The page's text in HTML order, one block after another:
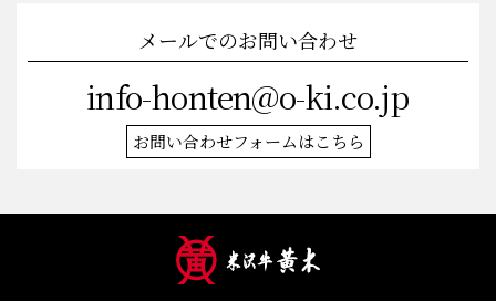
メールでのお問い合わせ
info-honten@o-ki.co.jp
お問い合わせフォームはこちら